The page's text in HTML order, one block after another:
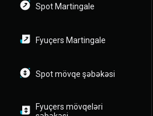
Spot Martingale
Fyuçers Martingale
Spot mövqe şəbəkəsi
Fyuçers mövqeləri